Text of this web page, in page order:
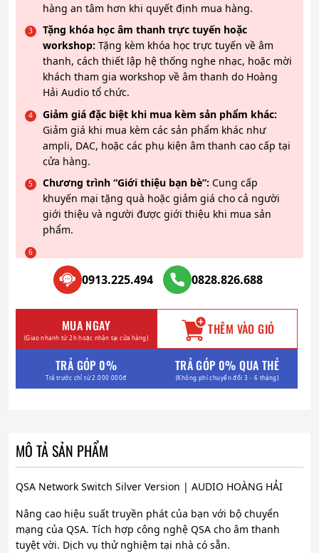
hàng an tâm hơn khi quyết định mua hàng.
Tặng khóa học âm thanh trực tuyến hoặc
workshop: Tặng kèm khóa học trực tuyến về âm
thanh, cách thiết lập hệ thống nghe nhạc, hoặc mời
khách tham gia workshop về âm thanh do Hoàng
Hải Audio tổ chức.
Giảm giá đặc biệt khi mua kèm sản phẩm khác:
Giảm giá khi mua kèm các sản phẩm khác như
ampli, DAC, hoặc các phụ kiện âm thanh cao cấp tại
cửa hàng.
Chương trình “Giới thiệu bạn bè”: Cung cấp
khuyến mại tặng quà hoặc giảm giá cho cả người
giới thiệu và người được giới thiệu khi mua sản
phẩm.
0913.225.494 0828.826.688
MUA NGAY
(Giao nhanh từ 2h hoặc nhận tại cửa hàng) THÊM VÀO GIỎ
TRẢ GÓP 0%
Trả trước chỉ từ 2.000.000đ
TRẢ GÓP 0% QUA THẺ
(Không phí chuyển đổi 3 - 6 tháng)
MÔ TẢ SẢN PHẨM
QSA Network Switch Silver Version | AUDIO HOÀNG HẢI
Nâng cao hiệu suất truyền phát của bạn với bộ chuyển
mạng của QSA. Tích hợp công nghệ QSA cho âm thanh
tuyệt vời. Dịch vụ thử nghiệm tại nhà có sẵn.